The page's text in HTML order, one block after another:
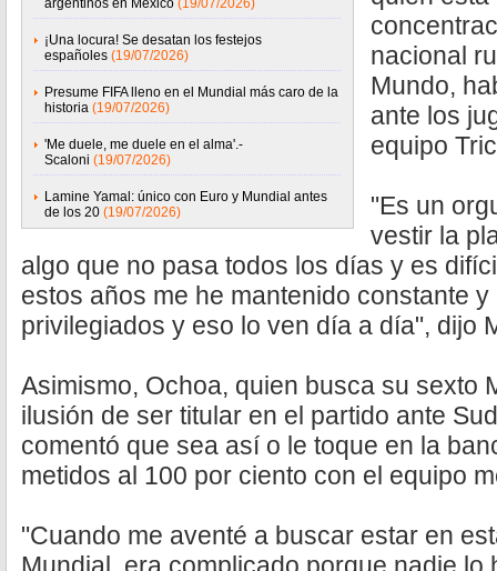
argentinos en México (19/07/2026)
¡Una locura! Se desatan los festejos
españoles (19/07/2026)
Presume FIFA lleno en el Mundial más caro de la
historia (19/07/2026)
'Me duele, me duele en el alma'.-
Scaloni (19/07/2026)
Lamine Yamal: único con Euro y Mundial antes
de los 20 (19/07/2026)
nacional
Mundo,
ante los
equipo
"Es un
vestir la
algo que no pasa todos los días y es
estos años me he mantenido constante
privilegiados y eso lo ven día a día", dijo
Asimismo, Ochoa, quien busca su sexto
ilusión de ser titular en el partido ante
comentó que sea así o le toque en la
metidos al 100 por ciento con el equipo
"Cuando me aventé a buscar estar en